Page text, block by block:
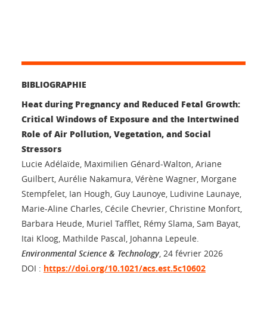
BIBLIOGRAPHIE
Heat during Pregnancy and Reduced Fetal Growth:
Critical Windows of Exposure and the Intertwined
Role of Air Pollution, Vegetation, and Social
Stressors
Lucie Adélaïde, Maximilien Génard-Walton, Ariane
Guilbert, Aurélie Nakamura, Vérène Wagner, Morgane
Stempfelet, Ian Hough, Guy Launoye, Ludivine Launaye,
Marie-Aline Charles, Cécile Chevrier, Christine Monfort,
Barbara Heude, Muriel Tafflet, Rémy Slama, Sam Bayat,
Itai Kloog, Mathilde Pascal, Johanna Lepeule.
Environmental Science & Technology, 24 février 2026
DOI : https://doi.org/10.1021/acs.est.5c10602